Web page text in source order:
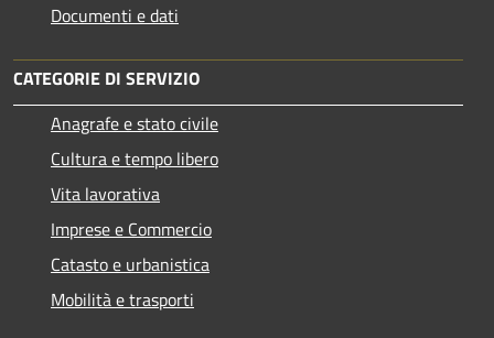
Documenti e dati
CATEGORIE DI SERVIZIO
Anagrafe e stato civile
Cultura e tempo libero
Vita lavorativa
Imprese e Commercio
Catasto e urbanistica
Mobilità e trasporti